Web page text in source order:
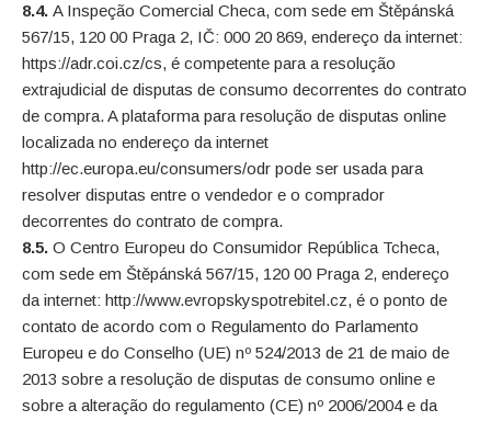
8.4.A Inspeção Comercial Checa, com sede em Štěpánská
567/15, 120 00 Praga 2, IČ: 000 20 869, endereço da internet:
https://adr.coi.cz/cs, é competente para a resolução
extrajudicial de disputas de consumo decorrentes do contrato
de compra. A plataforma para resolução de disputas online
localizada no endereço da internet
http://ec.europa.eu/consumers/odr pode ser usada para
resolver disputas entre o vendedor e o comprador
decorrentes do contrato de compra.
8.5.O Centro Europeu do Consumidor República Tcheca,
com sede em Štěpánská 567/15, 120 00 Praga 2, endereço
da internet: http://www.evropskyspotrebitel.cz, é o ponto de
contato de acordo com o Regulamento do Parlamento
Europeu e do Conselho (UE) nº 524/2013 de 21 de maio de
2013 sobre a resolução de disputas de consumo online e
sobre a alteração do regulamento (CE) nº 2006/2004 e da